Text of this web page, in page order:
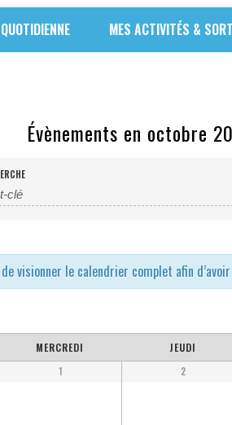
MES ACTIVITÉS &
Évènements en octobre
visionner le calendrier complet afin
MERCREDI JEUDI
1 2